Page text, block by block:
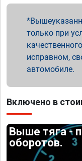
только при
исправном,
автомобиле.
Включено в
Выше тяга -
оборотов.